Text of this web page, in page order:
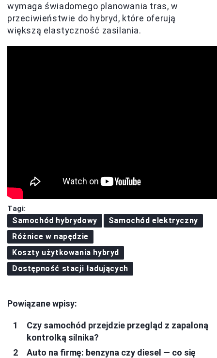
wymaga świadomego planowania tras, w
przeciwieństwie do hybryd, które oferują
większą elastyczność zasilania.
Tagi:
Samochód hybrydowy
Samochód elektryczny
Różnice w napędzie
Koszty użytkowania hybryd
Dostępność stacji ładujących
Powiązane wpisy:
Czy samochód przejdzie przegląd z zapaloną
kontrolką silnika?
Auto na firmę: benzyna czy diesel — co się